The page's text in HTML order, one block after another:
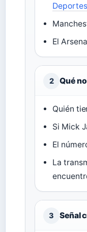
Deportes
El
2 Qué
Quién
Si Mick
El
La
3 Señal